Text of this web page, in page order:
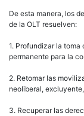
De esta manera, los
de la OLT resuelven:
1. Profundizar la
permanente para la
2. Retomar las
neoliberal,
3. Recuperar las